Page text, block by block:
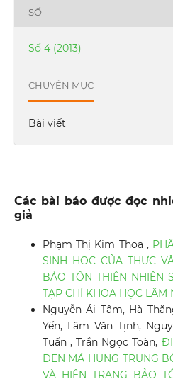
SỐ
Số 4 (2013)
CHUYÊN MỤC
Bài viết
Các bài báo được đọc
giả
Phạm Thị Kim Thoa ,
SINH HỌC CỦA THỰC
BẢO TỒN THIÊN
TẠP CHÍ KHOA HỌC LÂM
Nguyễn Ái Tâm, Hà
Yến, Lâm Văn Tịnh,
Tuấn , Trần Ngọc Toàn,
ĐEN MÁ HUNG TRUNG
VÀ HIỆN TRẠNG BẢO